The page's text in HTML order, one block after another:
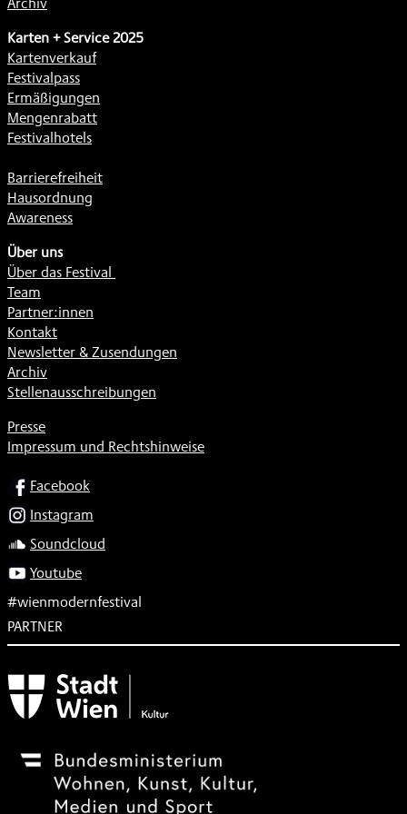
Karten + Service 2025
Kartenverkauf
Festivalpass
Ermäßigungen
Mengenrabatt
Festivalhotels
Barrierefreiheit
Hausordnung
Awareness
Über uns
Über das Festival
Team
Partner:innen
Kontakt
Newsletter & Zusendungen
Archiv
Stellenausschreibungen
Presse
Impressum und Rechtshinweise
SOCIALFacebook
Instagram
Soundcloud
Youtube
#wienmodernfestival
PARTNER
Subventionsgeber